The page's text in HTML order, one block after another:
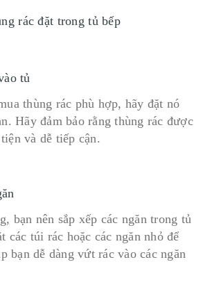
rác đặt trong tủ bếp
tủ
thùng rác phù hợp, hãy đặt nó
Hãy đảm bảo rằng thùng rác được
và dễ tiếp cận.
bạn nên sắp xếp các ngăn trong tủ
các túi rác hoặc các ngăn nhỏ để
bạn dễ dàng vứt rác vào các ngăn